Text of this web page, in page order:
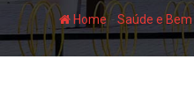
Home -Saúde e